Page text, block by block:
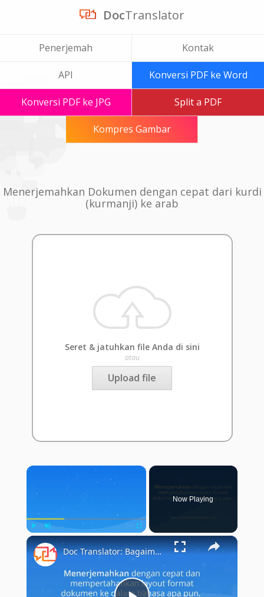
DocTranslator
Penerjemah Kontak
API Konversi PDF ke Word
Konversi PDF ke JPG Split a PDF
Kompres Gambar
Menerjemahkan Dokumen dengan cepat dari kurdi
(kurmanji) ke arab
Seret & jatuhkan file Anda di sini
atau
Upload file
×
Play Unmute Fullscreen
Now Playing
×
Doc Translator: Bagaimana cara menggunakan penerjemah dokumen?